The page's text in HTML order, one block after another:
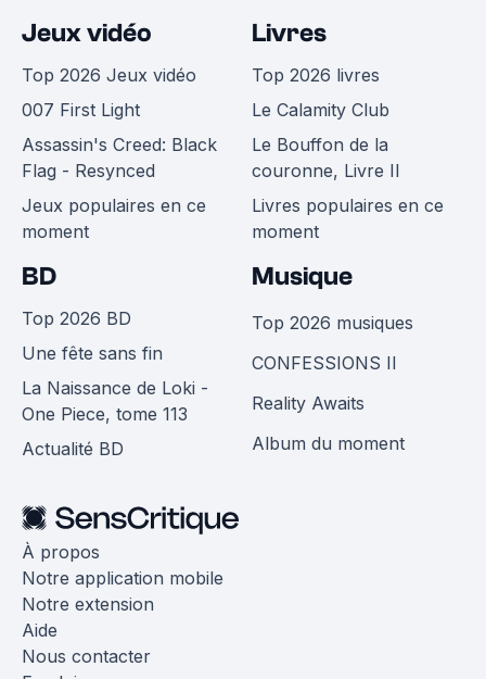
Jeux vidéo
Top 2026 Jeux vidéo
007 First Light
Assassin's Creed: Black
Flag - Resynced
Jeux populaires en ce
moment
Livres
Top 2026 livres
Le Calamity Club
Le Bouffon de la
couronne, Livre II
Livres populaires en ce
moment
BD
Top 2026 BD
Une fête sans fin
La Naissance de Loki -
One Piece, tome 113
Actualité BD
Musique
Top 2026 musiques
CONFESSIONS II
Reality Awaits
Album du moment
À propos
Notre application mobile
Notre extension
Aide
Nous contacter